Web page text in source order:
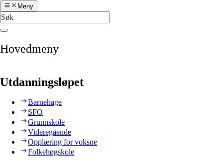
Meny
Hovedmeny
Utdanningsløpet
Barnehage
SFO
Grunnskole
Videregående
Opplæring for voksne
Folkehøgskole